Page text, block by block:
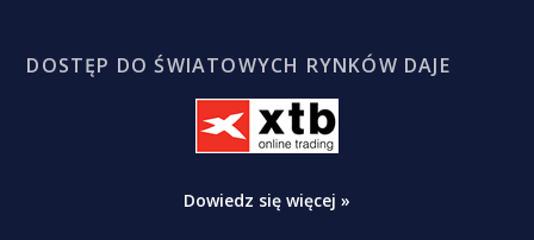
DOSTĘP DO ŚWIATOWYCH RYNKÓW DAJE
Dowiedz się więcej »